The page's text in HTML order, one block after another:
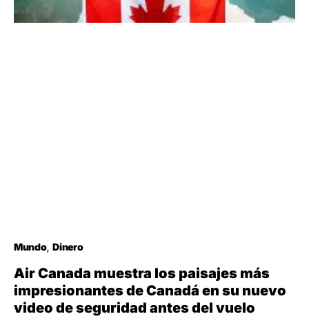
Mundo Dinero
Air Canada muestra los paisajes más
impresionantes de Canadá en su nuevo
video de seguridad antes del vuelo